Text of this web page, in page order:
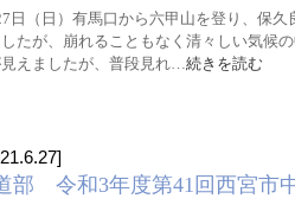
日（日）有馬口から六甲山を登り、保
たが、崩れることもなく清々しい気候
えましたが、普段見れ…続きを読む
部 令和3年度第41回西宮市